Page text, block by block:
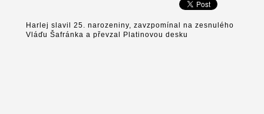
Harlej slavil 25. narozeniny, zavzpomínal na zesnulého
Vláďu Šafránka a převzal Platinovou desku